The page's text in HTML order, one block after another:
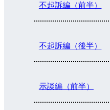
不起訴編（前半）
不起訴編（後半）
示談編（前半）